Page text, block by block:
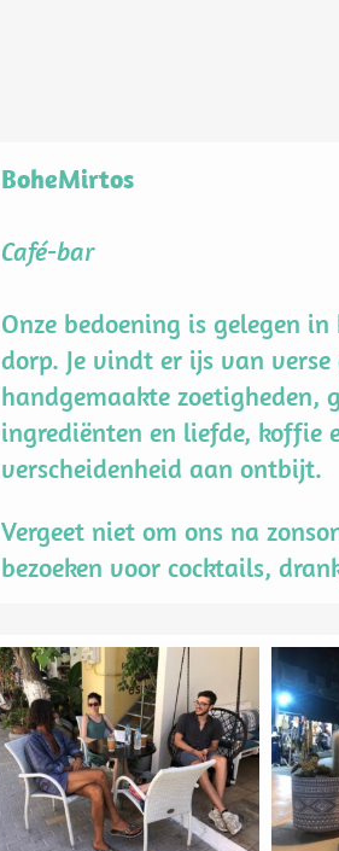
BoheMirtos
Café-bar
Onze bedoening is gelegen
dorp. Je vindt er ijs van
handgemaakte zoetigheden,
ingrediënten en liefde, koffie
verscheidenheid aan ontbijt.
Vergeet niet om ons na
bezoeken voor cocktails,